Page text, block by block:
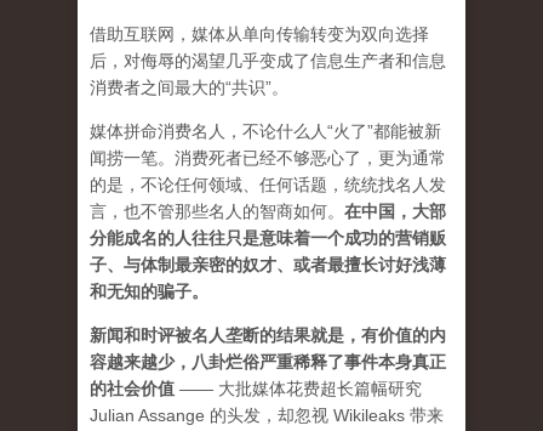
借助互联网，媒体从单向传输转变为双向选择
后，对侮辱的渴望几乎变成了信息生产者和信息
消费者之间最大的“共识”。
媒体拼命消费名人，不论什么人“火了”都能被新
闻捞一笔。消费死者已经不够恶心了，更为通常
的是，不论任何领域、任何话题，统统找名人发
言，也不管那些名人的智商如何。 在中国，大部
分能成名的人往往只是意味着一个成功的营销贩
子、与体制最亲密的奴才、或者最擅长讨好浅薄
和无知的骗子。
新闻和时评被名人垄断的结果就是，有价值的内
容越来越少，八卦烂俗严重稀释了事件本身真正
的社会价值 —— 大批媒体花费超长篇幅研究
Julian Assange 的头发，却忽视 Wikileaks 带来